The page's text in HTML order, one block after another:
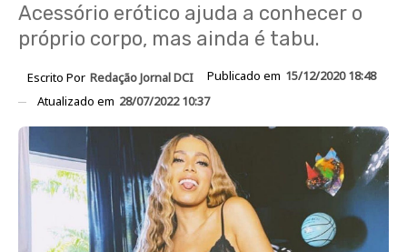
Acessório erótico ajuda a conhecer o
próprio corpo, mas ainda é tabu.
Escrito Por Redação Jornal DCI Publicado em 15/12/2020 18:48
Atualizado em 28/07/2022 10:37